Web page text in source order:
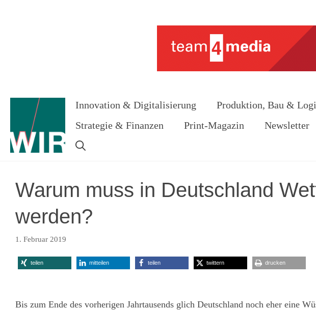
Innovation & Digitalisierung Produktion, Bau &
Strategie & Finanzen
Print-Magazin Newsletter
Warum muss in Deutschland
werden?
1. Februar 2019
teilen mitteilen teilen twittern drucken
Bis zum Ende des vorherigen Jahrtausends glich Deutschland noch eher eine